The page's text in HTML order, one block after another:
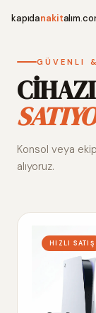
kapıdanakit
GÜVENLI
Konsol veya
alıyoruz.
HIZLI SATIŞ